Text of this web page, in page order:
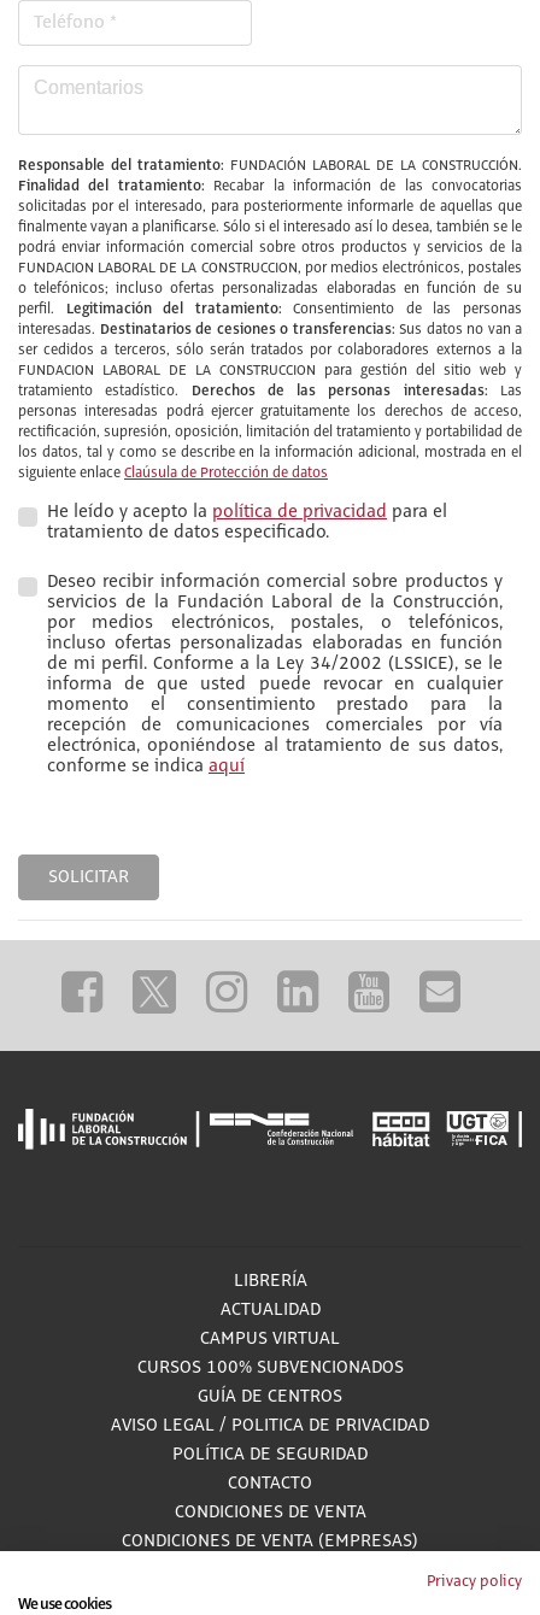
Responsable del tratamiento: FUNDACIÓN LABORAL DE LA CONSTRUCCIÓN.
Finalidad del tratamiento: Recabar la información de las convocatorias
solicitadas por el interesado, para posteriormente informarle de aquellas que
finalmente vayan a planificarse. Sólo si el interesado así lo desea, también se le
podrá enviar información comercial sobre otros productos y servicios de la
FUNDACION LABORAL DE LA CONSTRUCCION, por medios electrónicos, postales
o telefónicos; incluso ofertas personalizadas elaboradas en función de su
perfil.
Legitimación del tratamiento: Consentimiento de las personas
interesadas. Destinatarios de cesiones o transferencias: Sus datos no van a
ser cedidos a terceros, sólo serán tratados por colaboradores externos a la
FUNDACION LABORAL DE LA CONSTRUCCION para gestión del sitio web y
tratamiento estadístico.
Derechos de las personas interesadas: Las
personas interesadas podrá ejercer gratuitamente los derechos de acceso,
rectificación, supresión, oposición, limitación del tratamiento y portabilidad de
los datos, tal y como se describe en la información adicional, mostrada en el
siguiente enlace Claúsula de Protección de datos
He leído y acepto la política de privacidad para el
tratamiento de datos especificado.
Deseo recibir información comercial sobre productos y
servicios de la Fundación Laboral de la Construcción,
por medios electrónicos, postales, o telefónicos,
incluso ofertas personalizadas elaboradas en función
de mi perfil. Conforme a la Ley 34/2002 (LSSICE), se le
informa de que usted puede revocar en cualquier
momento el consentimiento prestado para la
recepción de comunicaciones comerciales por vía
electrónica, oponiéndose al tratamiento de sus datos,
conforme se indica aquí
SOLICITAR
LIBRERÍA
ACTUALIDAD
CAMPUS VIRTUAL
CURSOS 100% SUBVENCIONADOS
GUÍA DE CENTROS
AVISO LEGAL / POLITICA DE PRIVACIDAD
POLÍTICA DE SEGURIDAD
CONTACTO
CONDICIONES DE VENTA
CONDICIONES DE VENTA (EMPRESAS)
Privacy policy
We use cookies